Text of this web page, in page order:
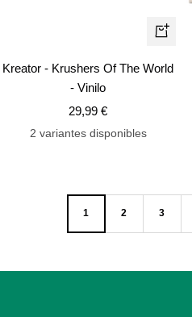
+
Kreator - Krushers Of The World
- Vinilo
Precio
de
29,99 €
2 variantes disponibles
1 2 3